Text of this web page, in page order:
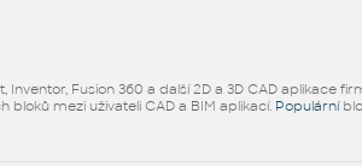
Inventor, Fusion 360 a další 2D a 3D CAD aplikace
bloků mezi uživateli CAD a BIM aplikací. Populární